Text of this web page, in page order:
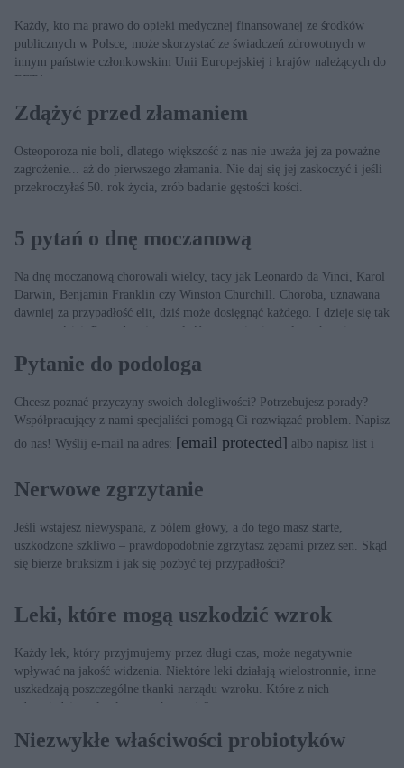
Każdy, kto ma prawo do opieki medycznej finansowanej ze środków
publicznych w Polsce, może skorzystać ze świadczeń zdrowotnych w
innym państwie członkowskim Unii Europejskiej i krajów należących do
EFTA.
Zdążyć przed złamaniem
Osteoporoza nie boli, dlatego większość z nas nie uważa jej za poważne
zagrożenie... aż do pierwszego złamania. Nie daj się jej zaskoczyć i jeśli
przekroczyłaś 50. rok życia, zrób badanie gęstości kości.
5 pytań o dnę moczanową
Na dnę moczanową chorowali wielcy, tacy jak Leonardo da Vinci, Karol
Darwin, Benjamin Franklin czy Winston Churchill. Choroba, uznawana
dawniej za przypadłość elit, dziś może dosięgnąć każdego. I dzieje się tak
coraz częściej. Powodem jest otyłość, starzenie się społeczeństw i...
Pytanie do podologa
Chcesz poznać przyczyny swoich dolegliwości? Potrzebujesz porady?
Współpracujący z nami specjaliści pomogą Ci rozwiązać problem. Napisz
do nas! Wyślij e-mail na adres: [email protected] albo napisz list i
Warszawa
Nerwowe zgrzytanie
Jeśli wstajesz niewyspana, z bólem głowy, a do tego masz starte,
uszkodzone szkliwo – prawdopodobnie zgrzytasz zębami przez sen. Skąd
się bierze bruksizm i jak się pozbyć tej przypadłości?
Leki, które mogą uszkodzić wzrok
Każdy lek, który przyjmujemy przez długi czas, może negatywnie
wpływać na jakość widzenia. Niektóre leki działają wielostronnie, inne
uszkadzają poszczególne tkanki narządu wzroku. Które z nich
odpowiadają za konkretne schorzenia?
Niezwykłe właściwości probiotyków